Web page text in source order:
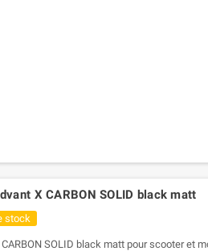
X CARBON SOLID black matt
stock
SOLID black matt pour scooter et